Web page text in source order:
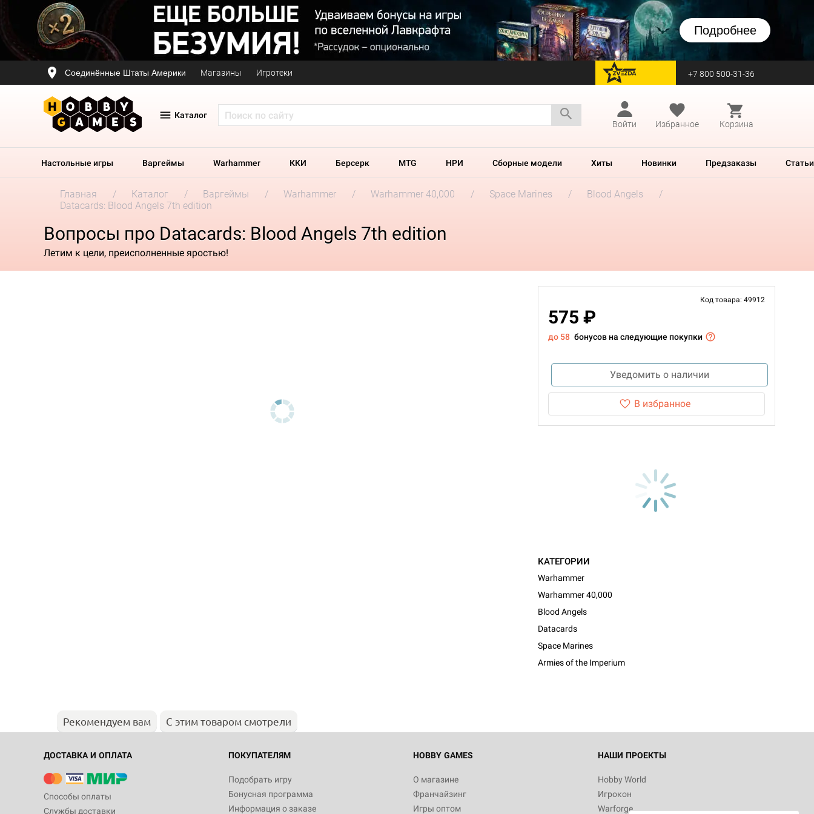
Подробнее
Соединённые Штаты Америки Магазины Игротеки перейти на Zvezda +7 800 500-31-36
Каталог
Войти
Избранное Корзина
Настольные игры Варгеймы Warhammer ККИ Берсерк MTG НРИ Сборные модели Хиты Новинки Предзаказы Статьи
Главная Каталог Варгеймы Warhammer Warhammer 40,000 Space Marines
Blood Angels
Datacards: Blood Angels 7th edition
Вопросы про Datacards: Blood Angels 7th edition
Летим к цели, преисполненные яростью!
Код товара: 49912
575 ₽
до 58 бонусов на следующие покупки
Уведомить о наличии
В избранное
КАТЕГОРИИ
Warhammer
Warhammer 40,000
Blood Angels
Datacards
Space Marines
Armies of the Imperium
Рекомендуем вам С этим товаром смотрели
ДОСТАВКА И ОПЛАТА
Способы оплаты
Службы доставки
ПОКУПАТЕЛЯМ
Подобрать игру
Бонусная программа
Информация о заказе
HOBBY GAMES
О магазине
Франчайзинг
Игры оптом
НАШИ ПРОЕКТЫ
Hobby World
Игрокон
Warforge